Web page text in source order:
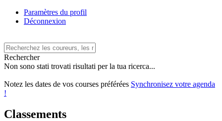
Paramètres du profil
Déconnexion
Rechercher
Non sono stati trovati risultati per la tua ricerca...
Notez les dates de vos courses préférées Synchronisez votre agenda
!
Classements